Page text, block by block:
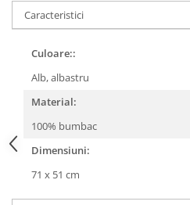
Caracteristici
Culoare::
Alb, albastru
Material:
100% bumbac
Dimensiuni:
71 x 51 cm